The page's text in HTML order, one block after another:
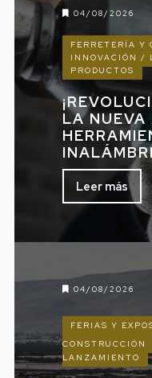
04/08/2026
FERRETERÍA Y
INNOVACIÓN /
PRODUCTOS
LA
Leer más
04/08/2026
FERIAS Y
CONSTRUCCIÓN
LANZAMIENTO